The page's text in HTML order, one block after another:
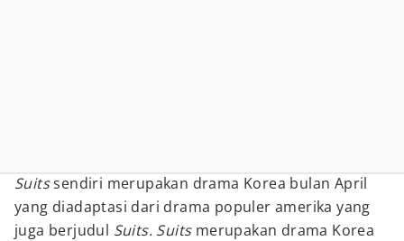
Suitssendiri merupakan drama Korea bulan April
yang diadaptasi dari drama populer amerika yang
juga berjudul Suits. Suitsmerupakan drama Korea